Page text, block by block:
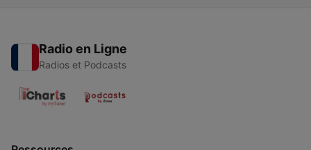
Radio en Ligne
Radios et Podcasts